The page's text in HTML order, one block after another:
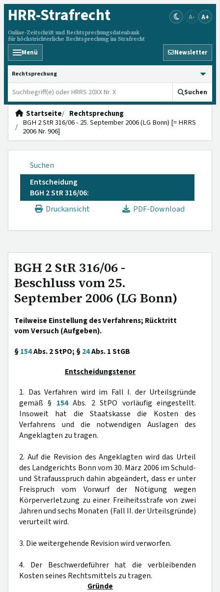
HRR-Strafrecht
Online-Zeitschrift und Rechtsprechungsdatenbank
für höchstrichterliche Rechtsprechung im Strafrecht
A- A+
Menü Newsletter
HRRS durchsuchen
Suchen
Startseite
Rechtsprechung
BGH 2 StR 316/06 - 25. September 2006 (LG Bonn) [= HRRS
2006 Nr. 906]
Suchen
Entscheidung
BGH 2 StR 316/06:
Druckansicht
PDF-Download
BGH 2 StR 316/06 -
Beschluss vom 25.
September 2006 (LG Bonn)
Teilweise Einstellung des Verfahrens; Rücktritt
vom Versuch (Aufgeben).
§154Abs. 2 StPO; §24Abs. 1 StGB
Entscheidungstenor
1. Das Verfahren wird im Fall I. der Urteilsgründe
gemäß § 154Abs. 2 StPO vorläufig eingestellt.
Insoweit hat die Staatskasse die Kosten des
Verfahrens und die notwendigen Auslagen des
Angeklagten zu tragen.
2. Auf die Revision des Angeklagten wird das Urteil
des Landgerichts Bonn vom 30. März 2006 im Schuld-
und Strafausspruch dahin abgeändert, dass er unter
Freispruch vom Vorwurf der Nötigung wegen
Körperverletzung zu einer Freiheitsstrafe von zwei
Jahren und sechs Monaten (Fall II. der Urteilsgründe)
verurteilt wird.
3. Die weitergehende Revision wird verworfen.
4. Der Beschwerdeführer hat die verbleibenden
Kosten seines Rechtsmittels zu tragen.
Gründe